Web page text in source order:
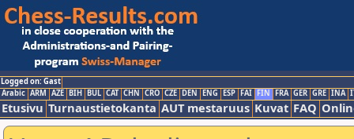
Logged on: Gast
Arabic ARM AZE BIH BUL CAT CHN CRO CZE DEN ENG ESP FAI FIN FRA GER GRE INA
Etusivu Turnaustietokanta AUT mestaruus Kuvat FAQ